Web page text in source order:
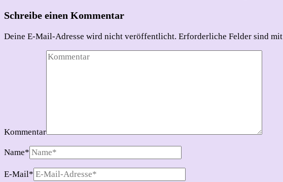
Schreibe einen Kommentar
Deine E-Mail-Adresse wird nicht veröffentlicht. Erforderliche Felder sind mit
Kommentar
Name*
E-Mail*